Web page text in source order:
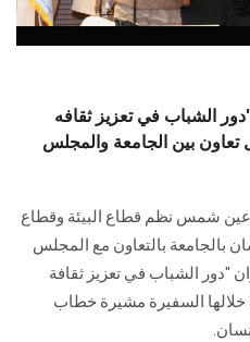
الشباب في تعزيز ثقافه
تعاون بين الجامعة والمجلس
عين شمس نظم قطاع البيئة وقطاع
بالجامعة بالتعاون مع المجلس
"دور الشباب في تعزيز ثقافة
خلالها السفيرة مشيرة خطاب